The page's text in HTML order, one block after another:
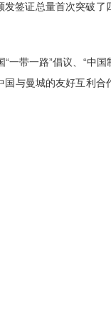
签证总量首次突破了
带一路”倡议、“中国
与曼城的友好互利合